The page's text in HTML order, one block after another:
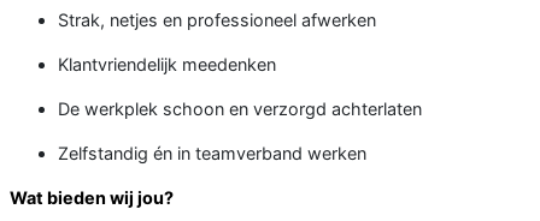
Strak, netjes en professioneel afwerken
Klantvriendelijk meedenken
De werkplek schoon en verzorgd achterlaten
Zelfstandig én in teamverband werken
Wat bieden wij jou?